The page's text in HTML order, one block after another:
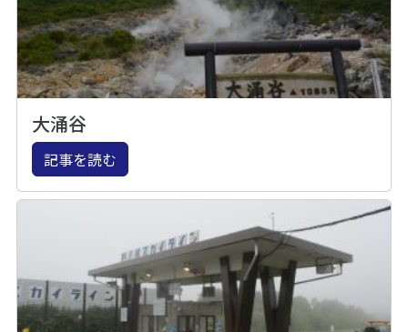
大涌谷
記事を読む